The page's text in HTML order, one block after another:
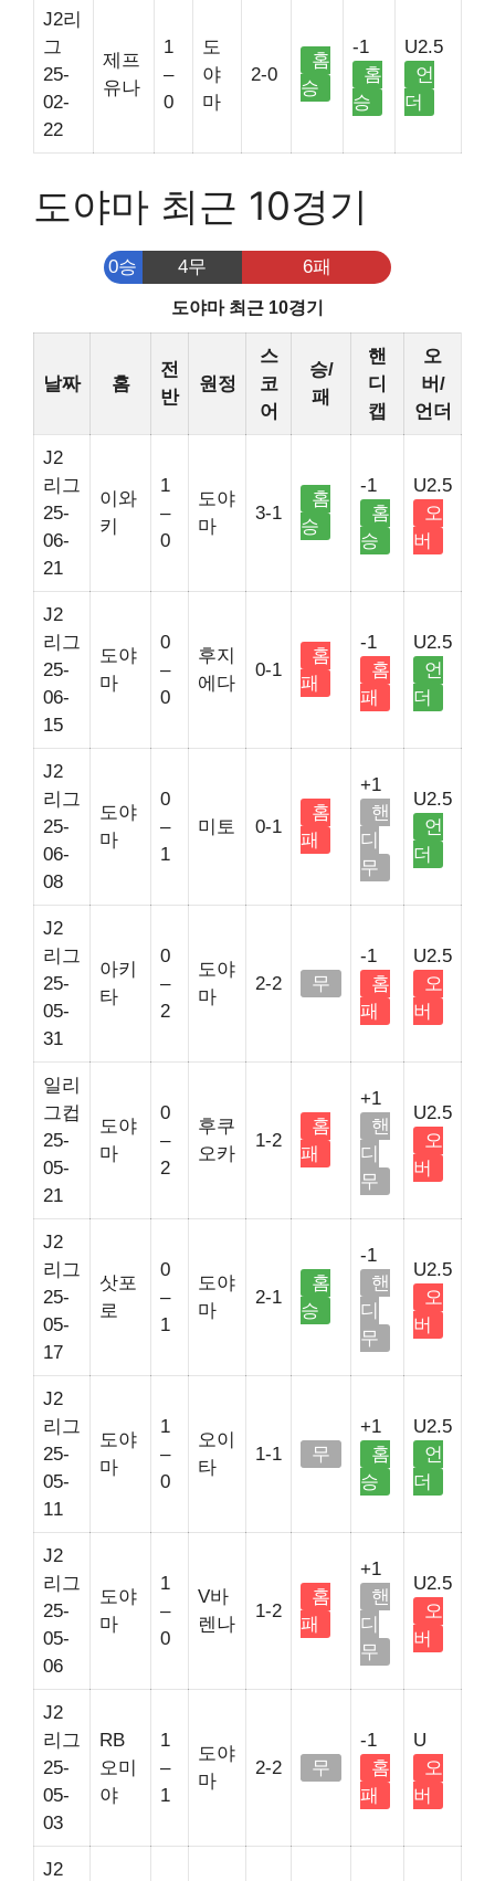
J2리
그
25-
02-
22
제프
유나
1
–
0
도
야
마
2-0
홈
승
-1
홈
승
U2.5
언
더
도야마 최근 10경기
0승 4무 6패
도야마 최근 10경기
날짜 홈
전
반
원정
스
코
어
승/
패
핸
디
캡
오
버/
언더
J2
리그
25-
06-
21
이와
키
1
–
0
도야
마
3-1
홈
승
-1
홈
승
U2.5
오
버
J2
리그
25-
06-
15
도야
마
0
–
0
후지
에다
0-1
홈
패
-1
홈
패
U2.5
언
더
J2
리그
25-
06-
08
도야
마
0
–
1
미토 0-1
홈
패
+1
핸
디
무
U2.5
언
더
J2
리그
25-
05-
31
아키
타
0
–
2
도야
마
2-2 무
-1
홈
패
U2.5
오
버
일리
그컵
25-
05-
21
도야
마
0
–
2
후쿠
오카
1-2
홈
패
+1
핸
디
무
U2.5
오
버
J2
리그
25-
05-
17
삿포
로
0
–
1
도야
마
2-1
홈
승
-1
핸
디
무
U2.5
오
버
J2
리그
25-
05-
11
도야
마
1
–
0
오이
타
1-1 무
+1
홈
승
U2.5
언
더
J2
리그
25-
05-
06
도야
마
1
–
0
V바
렌나
1-2
홈
패
+1
핸
디
무
U2.5
오
버
J2
리그
25-
05-
03
RB
오미
야
1
–
1
도야
마
2-2 무
-1
홈
패
U
오
버
J2